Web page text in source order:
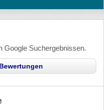
Google Suchergebnissen.